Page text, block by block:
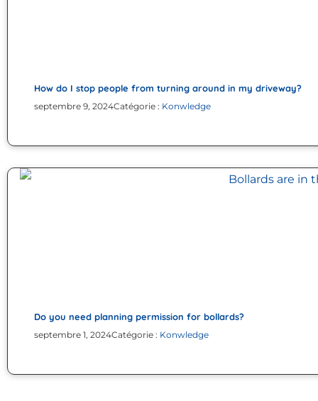
How do I stop people from turning around in my driveway?
septembre 9, 2024Catégorie : Konwledge
Do you need planning permission for bollards?
septembre 1, 2024Catégorie : Konwledge